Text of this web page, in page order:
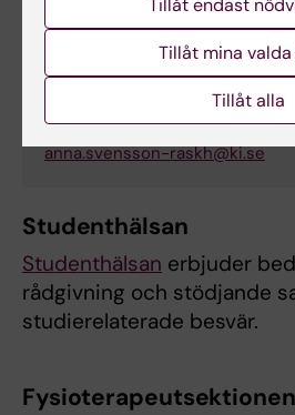
Adjunkt,
internationella
Telefon:
E-post:
anna.svensson-raskh@ki.se
Studenthälsan
Studenthälsan erbjuder
rådgivning och stödjande
studierelaterade besvär.
Tillåt mina valda
Tillåt alla